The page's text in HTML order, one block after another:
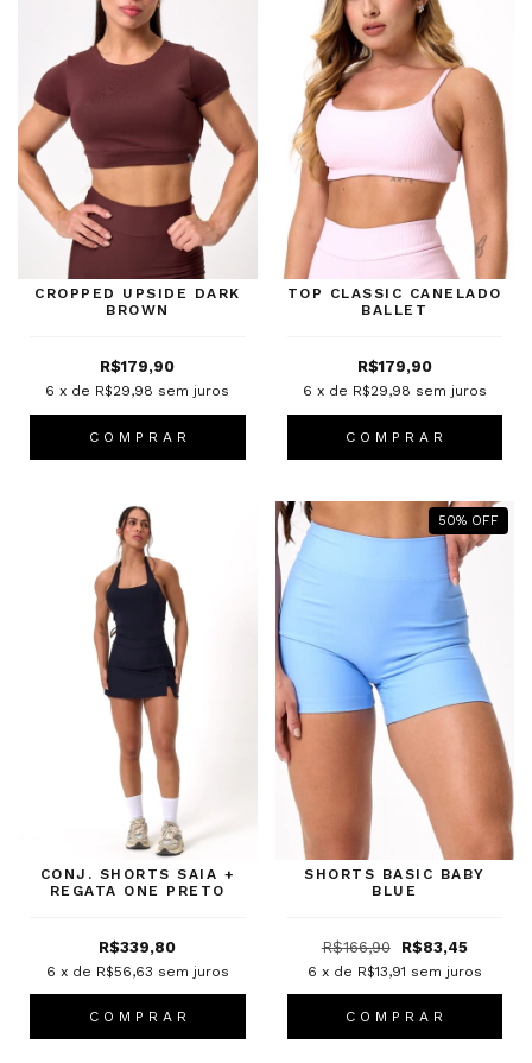
CROPPED UPSIDE DARK
BROWN
R$179,90
6 x de R$29,98 sem juros
C O M P R A R
TOP CLASSIC CANELADO
BALLET
R$179,90
6 x de R$29,98 sem juros
C O M P R A R
CONJ. SHORTS SAIA +
REGATA ONE PRETO
R$339,80
6 x de R$56,63 sem juros
C O M P R A R
50% OFF
SHORTS BASIC BABY
BLUE
R$166,90 R$83,45
6 x de R$13,91 sem juros
C O M P R A R